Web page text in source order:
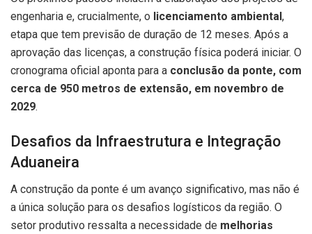
engenharia e, crucialmente, o licenciamento ambiental ,
etapa que tem previsão de duração de 12 meses. Após a
aprovação das licenças, a construção física poderá iniciar. O
cronograma oficial aponta para a conclusão da ponte, com
cerca de 950 metros de extensão, em novembro de
2029.
Desafios da Infraestrutura e Integração
Aduaneira
A construção da ponte é um avanço significativo, mas não é
a única solução para os desafios logísticos da região. O
setor produtivo ressalta a necessidade de melhorias